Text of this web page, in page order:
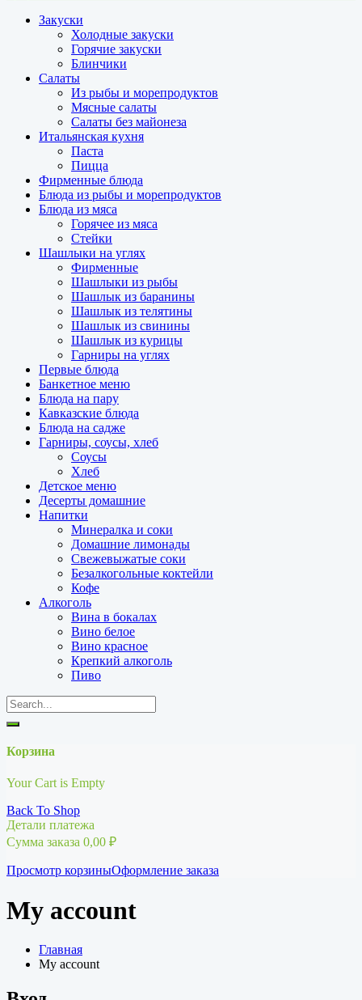
Закуски
Холодные закуски
Горячие закуски
Блинчики
Салаты
Из рыбы и морепродуктов
Мясные салаты
Салаты без майонеза
Итальянская кухня
Паста
Пицца
Фирменные блюда
Блюда из рыбы и морепродуктов
Блюда из мяса
Горячее из мяса
Стейки
Шашлыки на углях
Фирменные
Шашлыки из рыбы
Шашлык из баранины
Шашлык из телятины
Шашлык из свинины
Шашлык из курицы
Гарниры на углях
Первые блюда
Банкетное меню
Блюда на пару
Кавказские блюда
Блюда на садже
Гарниры, соусы, хлеб
Соусы
Хлеб
Детское меню
Десерты домашние
Напитки
Минералка и соки
Домашние лимонады
Свежевыжатые соки
Безалкогольные коктейли
Кофе
Алкоголь
Вина в бокалах
Вино белое
Вино красное
Крепкий алкоголь
Пиво
Корзина
Your Cart is Empty
Back To Shop
Детали платежа
Сумма заказа 0,00 ₽
Просмотр корзиныОформление заказа
My account
Главная
My account